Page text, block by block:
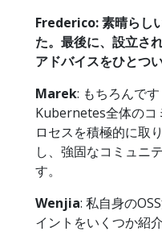
Frederico: 素晴らし
た。最後に、設立さ
アドバイスをひとつ
Marek: もちろんで
Kubernetes全体のコ
ロセスを積極的に取
し、強固なコミュニ
す。
Wenjia: 私自身の
イントをいくつか紹介